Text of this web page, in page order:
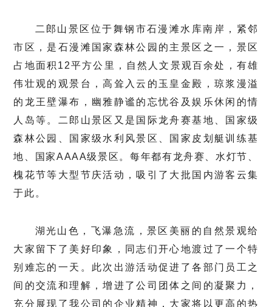
联系我们
二郎山景区位于舞钢市石漫滩水库南岸，紧邻
市区，是石漫滩国家森林公园的主景区之一，景区
占地面积12平方公里，自然人文景观百余处，有雄
伟壮观的观景台，高耸入云的玉皇金殿，琼浆漫溢
的龙王壁瀑布，幽雅静谧的忘忧谷及娱乐休闲的情
人岛等。二郎山景区又是国际龙舟赛基地、国家级
森林公园、国家级水利风景区、国家皮划艇训练基
地、国家AAAA级景区。每年都有龙舟赛、水灯节、
槐花节等大型节庆活动，吸引了大批国内游客云集
于此。
湖光山色，飞瀑急流，景区美丽的自然景观给
大家留下了美好印象，同志们开心地渡过了一个特
别难忘的一天。此次出游活动促进了各部门员工之
间的交流和理解，增进了公司团体之间的凝聚力，
充分展现了我公司的企业精神，大家将以更高的热